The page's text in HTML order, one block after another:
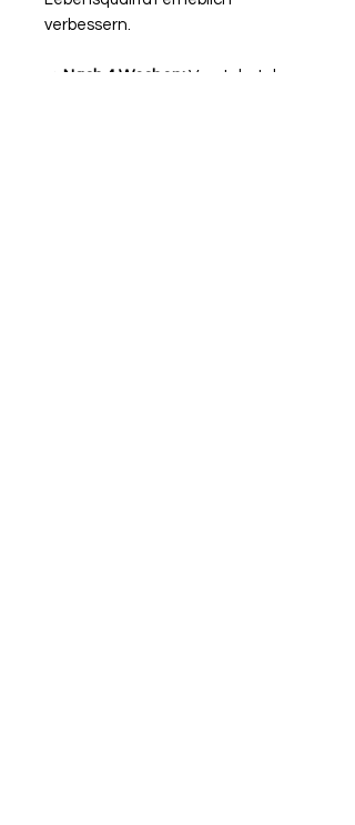
verbessern.
Nach 4 Wochen: Verstehst du